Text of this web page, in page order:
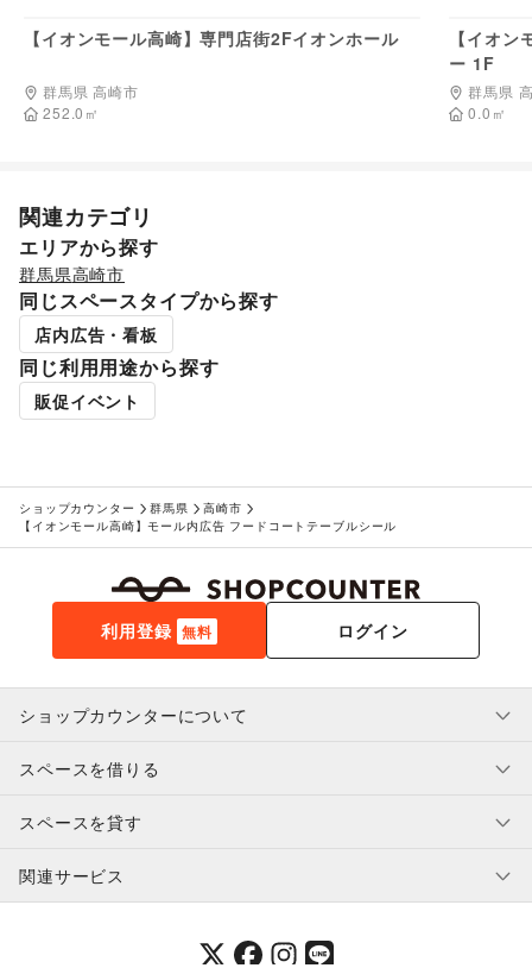
【イオンモール高崎】専門店街2Fイオンホール
群馬県 高崎市
252.0 ㎡
【イオ
ー 1F
群馬県
0.0 ㎡
関連カテゴリ
エリアから探す
群馬県高崎市
同じスペースタイプから探す
店内広告・看板
同じ利用用途から探す
販促イベント
ショップカウンター 群馬県
高崎市
【イオンモール高崎】モール内広告 フードコートテーブルシール
利用登録 無料 ログイン
ショップカウンターについて
利用規約・ガイドライン
特定商取引法に基づく表示
補償プログラム
スペースを借りる
スペースを借りたい人へ
ユーザー利用規約
提携パートナー
スペースを貸す
スペースを貸したい方へ
オーナー利用規約
関連サービス
SHOPCOUNTER MAGAZINE